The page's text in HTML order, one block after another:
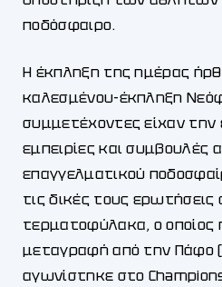
ποδόσφαιρο.
Η έκπληξη της ημέρας
καλεσμένου-έκπληξη
συμμετέχοντες είχαν την
εμπειρίες και συμβουλές
επαγγελματικού
τις δικές τους ερωτήσεις
τερματοφύλακα, ο
μεταγραφή από την Πάφο
αγωνίστηκε στο